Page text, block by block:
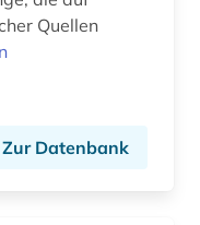
Quellen
Zur Datenbank